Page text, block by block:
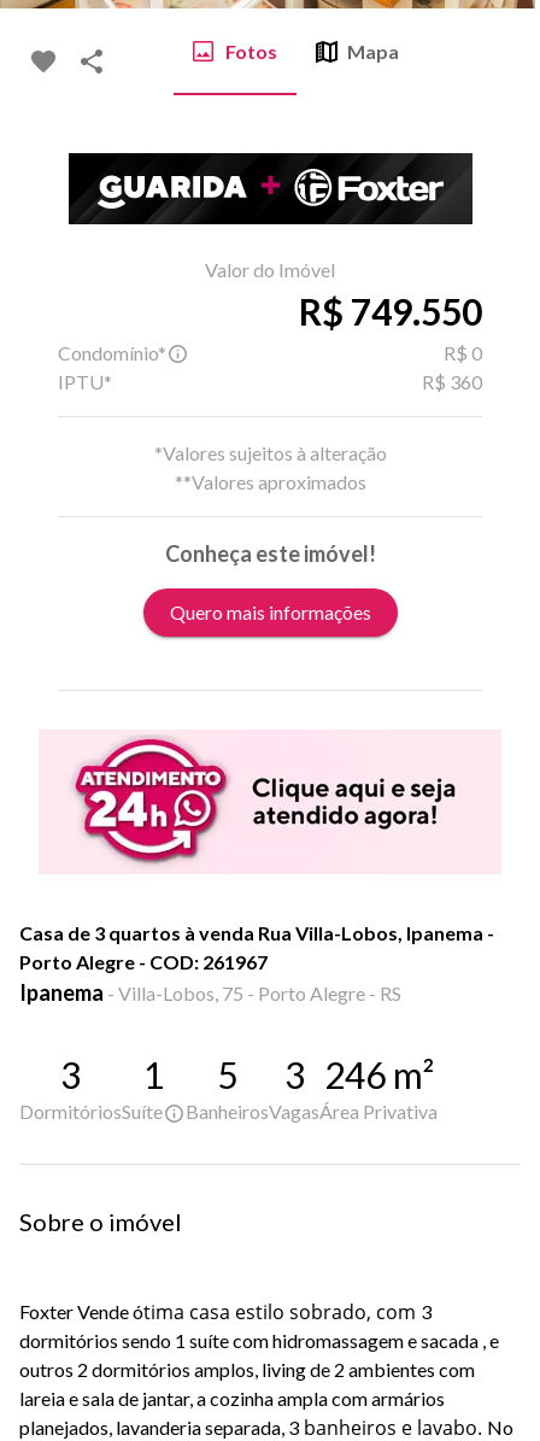
Fotos Mapa
Valor do Imóvel
R$ 749.550
Condomínio*
R$ 0
IPTU*
R$ 360
*Valores sujeitos à alteração
**Valores aproximados
Conheça este imóvel!
Quero mais informações
Casa de 3 quartos à venda Rua Villa-Lobos, Ipanema -
Porto Alegre - COD: 261967
Ipanema - Villa-Lobos, 75 - Porto Alegre - RS
3
Dormitórios
1
Suíte
5
Banheiros
3
Vagas
246 m²
Área Privativa
Sobre o imóvel
Foxter Vende ótima casa estilo sobrado, com 3
dormitórios sendo 1 suíte com hidromassagem e sacada , e
outros 2 dormitórios amplos, living de 2 ambientes com
lareia e sala de jantar, a cozinha ampla com armários
planejados, lavanderia separada, 3 banheiros e lavabo. No